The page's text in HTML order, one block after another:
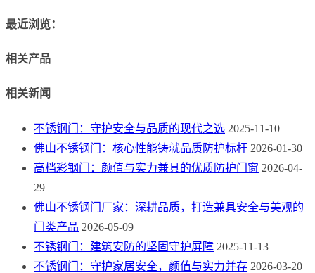
最近浏览：
相关产品
相关新闻
不锈钢门：守护安全与品质的现代之选 2025-11-10
佛山不锈钢门：核心性能铸就品质防护标杆 2026-01-30
高档彩钢门：颜值与实力兼具的优质防护门窗 2026-04-
29
佛山不锈钢门厂家：深耕品质，打造兼具安全与美观的
门类产品 2026-05-09
不锈钢门：建筑安防的坚固守护屏障 2025-11-13
不锈钢门：守护家居安全，颜值与实力并存 2026-03-20